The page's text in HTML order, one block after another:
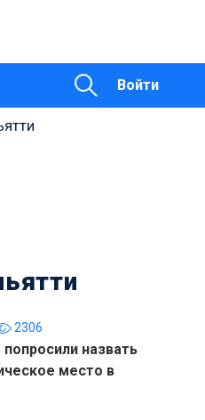
Войти
2306
назвать
место в